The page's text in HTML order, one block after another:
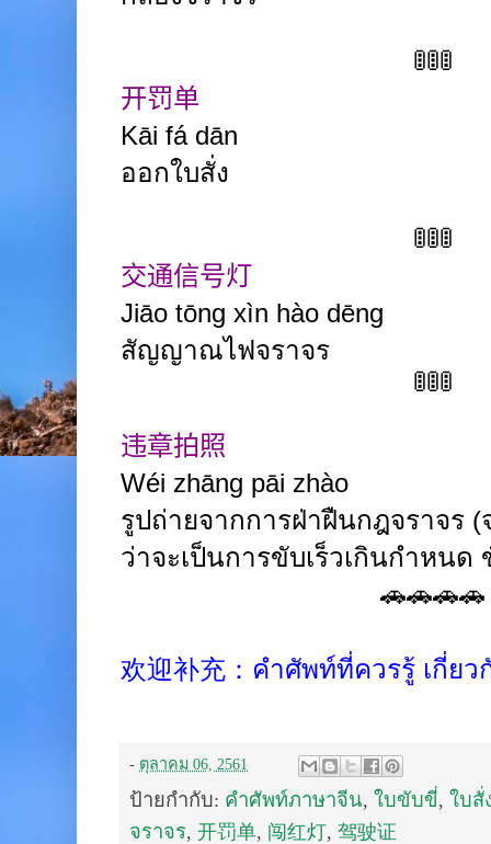
🚦🚦🚦
开罚单
Kāi fá dān
ออกใบสั่ง
🚦🚦🚦
交通信号灯
Jiāo tōng xìn hào dēng
สัญญาณไฟจราจร
🚦🚦🚦
违章拍照
Wéi zhāng pāi zhào
รูปถ่ายจากการฝ่าฝืนกฎจราจร (
ว่าจะเป็นการขับเร็วเกินกำหนด
🚗🚗🚗🚗
欢迎补充： คำศัพท์ที่ควรรู้ เกี่ยว
- ตุลาคม 06, 2561
ป้ายกำกับ: คำศัพท์ภาษาจีน, ใบขับขี่, ใบสั่
จราจร, 开罚单, 闯红灯, 驾驶证